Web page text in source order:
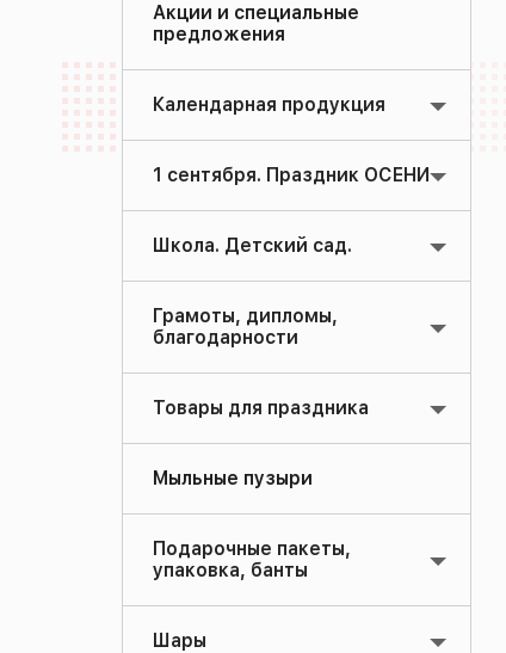
Акции и специальные
предложения
Календарная продукция
1 сентября. Праздник ОСЕНИ
Школа. Детский сад.
Грамоты, дипломы,
благодарности
Товары для праздника
Мыльные пузыри
Подарочные пакеты,
упаковка, банты
Шары